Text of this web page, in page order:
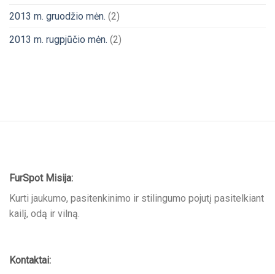
2013 m. gruodžio mėn. (2)
2013 m. rugpjūčio mėn. (2)
FurSpot Misija:
Kurti jaukumo, pasitenkinimo ir stilingumo pojutį pasitelkiant
kailį, odą ir vilną.
Kontaktai: